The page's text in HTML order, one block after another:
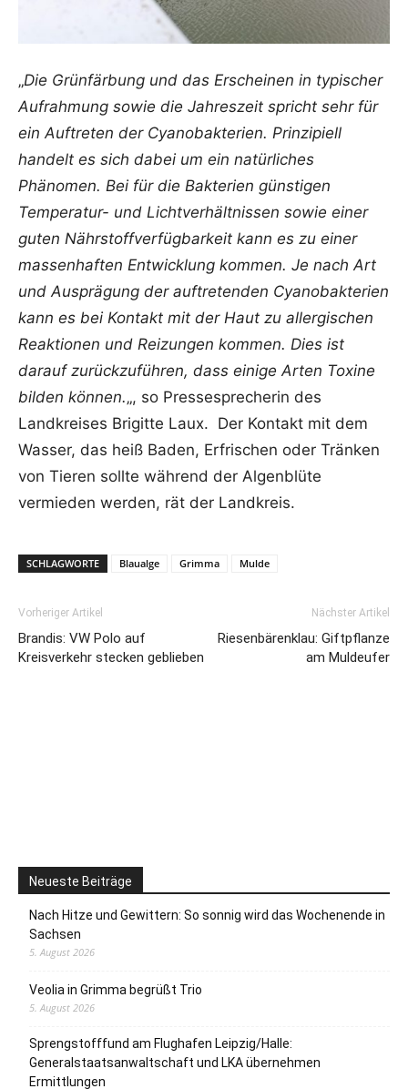
„Die Grünfärbung und das Erscheinen in typischer
Aufrahmung sowie die Jahreszeit spricht sehr für
ein Auftreten der Cyanobakterien. Prinzipiell
handelt es sich dabei um ein natürliches
Phänomen. Bei für die Bakterien günstigen
Temperatur- und Lichtverhältnissen sowie einer
guten Nährstoffverfügbarkeit kann es zu einer
massenhaften Entwicklung kommen. Je nach Art
und Ausprägung der auftretenden Cyanobakterien
kann es bei Kontakt mit der Haut zu allergischen
Reaktionen und Reizungen kommen. Dies ist
darauf zurückzuführen, dass einige Arten Toxine
bilden können.„, so Pressesprecherin des
Landkreises Brigitte Laux. Der Kontakt mit dem
Wasser, das heiß Baden, Erfrischen oder Tränken
von Tieren sollte während der Algenblüte
vermieden werden, rät der Landkreis.
SCHLAGWORTE Blaualge Grimma Mulde
Vorheriger Artikel
Brandis: VW Polo auf
Kreisverkehr stecken geblieben
Nächster Artikel
Riesenbärenklau: Giftpflanze
am Muldeufer
Neueste Beiträge
Nach Hitze und Gewittern: So sonnig wird das Wochenende in
Sachsen
5. August 2026
Veolia in Grimma begrüßt Trio
5. August 2026
Sprengstofffund am Flughafen Leipzig/Halle:
Generalstaatsanwaltschaft und LKA übernehmen
Ermittlungen